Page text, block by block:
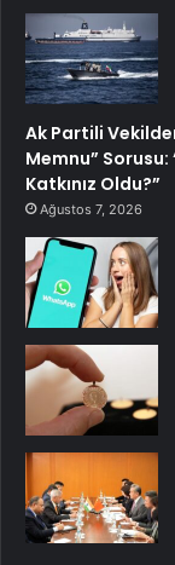
Ak Partili
Memnu” Sorusu:
Katkınız Oldu?”
Ağustos 7, 2026